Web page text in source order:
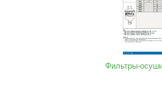
Фильтры-